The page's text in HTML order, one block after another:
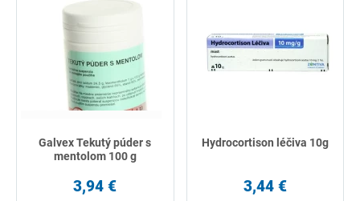
Galvex Tekutý púder s
mentolom 100 g
3,94 €
Hydrocortison léčiva 10g
3,44 €